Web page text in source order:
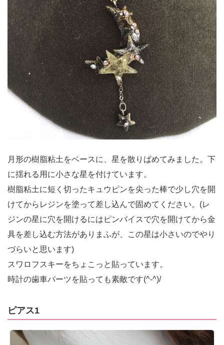
月形の樹脂粘土をベースに、星を散りばめてみました。下
に揺れる用に小さな星を付けています。
樹脂粘土に短く切ったキュウピンを尖った棒で少し穴を開
けてからレジンを塗って差し込んで固めてください。(レ
ジンの星に穴を開けるにはピンバイスで穴を開けてから金
具を差し込む方法がありまふが、この星は小さいのでやり
づらいと思います)
スワロフスキーをちょこっと貼っています。
時計の歯車パーツを貼っても素敵です(^-^)/
ピアス1